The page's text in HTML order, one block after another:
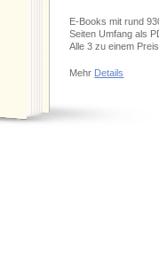
E-Books mit rund
Seiten Umfang als
Alle 3 zu einem Preis.
Mehr Details